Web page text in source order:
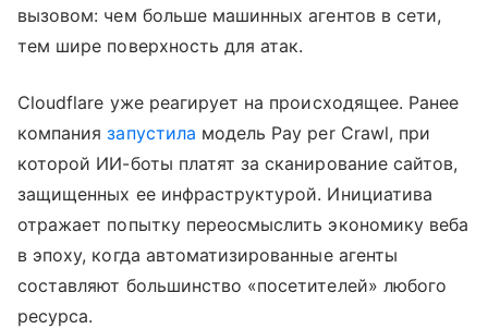
вызовом: чем больше машинных агентов в сети,
тем шире поверхность для атак.
Cloudflare уже реагирует на происходящее. Ранее
компаниязапустила модель Pay per Crawl, при
которой ИИ-боты платят за сканирование сайтов,
защищенных ее инфраструктурой. Инициатива
отражает попытку переосмыслить экономику веба
в эпоху, когда автоматизированные агенты
составляют большинство «посетителей» любого
ресурса.